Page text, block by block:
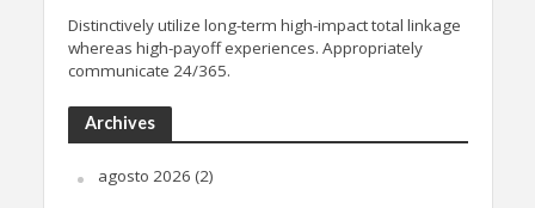
Distinctively utilize long-term high-impact total linkage
whereas high-payoff experiences. Appropriately
communicate 24/365.
Archives
agosto 2026 (2)